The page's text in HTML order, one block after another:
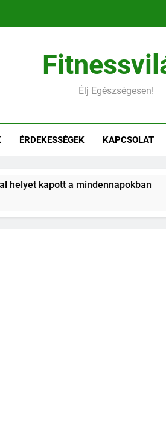
Belső
Könnyebb,
Élj Egészségesen!
ÉRDEKESSÉGEK KAPCSOLAT
a mindennapokban